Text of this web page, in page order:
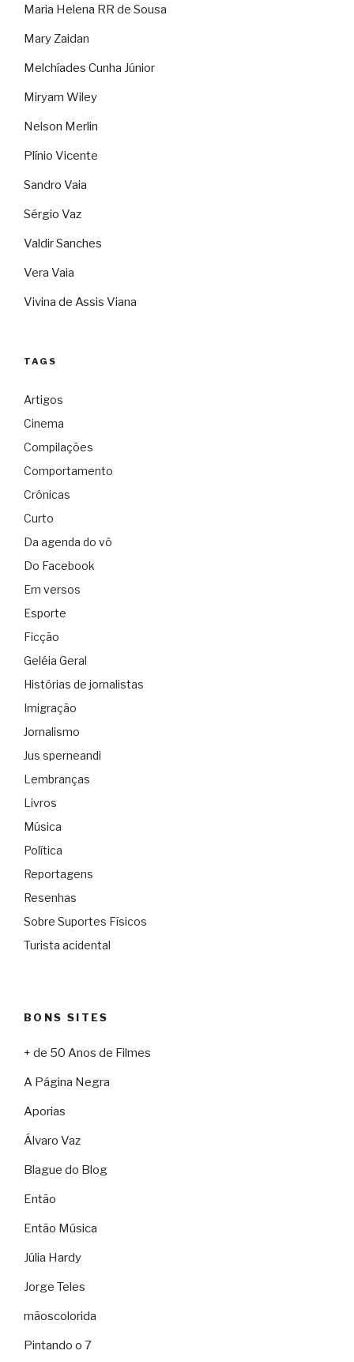
Maria Helena RR de Sousa
Mary Zaidan
Melchíades Cunha Júnior
Miryam Wiley
Nelson Merlin
Plínio Vicente
Sandro Vaia
Sérgio Vaz
Valdir Sanches
Vera Vaia
Vivina de Assis Viana
TAGS
Artigos
Cinema
Compilações
Comportamento
Crônicas
Curto
Da agenda do vô
Do Facebook
Em versos
Esporte
Ficção
Geléia Geral
Histórias de jornalistas
Imigração
Jornalismo
Jus sperneandi
Lembranças
Livros
Música
Política
Reportagens
Resenhas
Sobre Suportes Físicos
Turista acidental
BONS SITES
+ de 50 Anos de Filmes
A Página Negra
Aporias
Álvaro Vaz
Blague do Blog
Então
Então Música
Júlia Hardy
Jorge Teles
mãoscolorida
Pintando o 7